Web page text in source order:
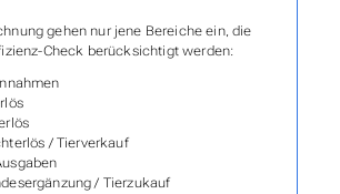
gehen nur jene Bereiche ein, die
Check berücksichtigt werden:
/ Tierverkauf
/ Tierzukauf